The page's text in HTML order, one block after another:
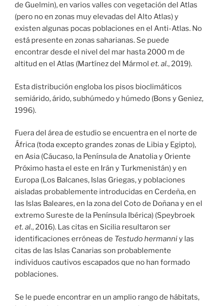
de Guelmin), en varios valles con vegetación del Atlas
(pero no en zonas muy elevadas del Alto Atlas) y
existen algunas pocas poblaciones en el Anti-Atlas. No
está presente en zonas saharianas. Se puede
encontrar desde el nivel del mar hasta 2000 m de
altitud en el Atlas (Martínez del Mármol et. al., 2019).
Esta distribución engloba los pisos bioclimáticos
semiárido, árido, subhúmedo y húmedo (Bons y Geniez,
1996).
Fuera del área de estudio se encuentra en el norte de
África (toda excepto grandes zonas de Libia y Egipto),
en Asia (Cáucaso, la Península de Anatolia y Oriente
Próximo hasta el este en Irán y Turkmenistán) y en
Europa (Los Balcanes, Islas Griegas, y poblaciones
aisladas probablemente introducidas en Cerdeña, en
las Islas Baleares, en la zona del Coto de Doñana y en el
extremo Sureste de la Península Ibérica) (Speybroek
et. al., 2016). Las citas en Sicilia resultaron ser
identificaciones erróneas de Testudo hermanniy las
citas de las Islas Canarias son probablemente
individuos cautivos escapados que no han formado
poblaciones.
Se le puede encontrar en un amplio rango de hábitats,